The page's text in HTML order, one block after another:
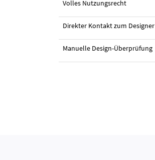
Volles Nutzungsrecht
Direkter Kontakt zum Designer
Manuelle Design-Überprüfung